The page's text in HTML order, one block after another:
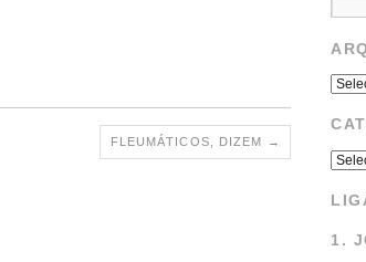
FLEUMÁTICOS, DIZEM →
1.